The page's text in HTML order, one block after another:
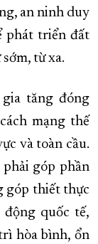
an ninh duy
phát triển đất
từ xa.
tăng đóng
mạng thế
và toàn cầu.
góp phần
góp thiết thực
động quốc tế,
hòa bình, ổn